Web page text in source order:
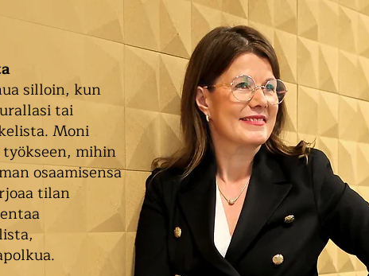
silloin, kun
tai
Moni
mihin
osaamisensa
tilan